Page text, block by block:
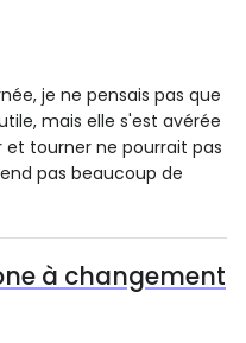
je ne pensais pas que
mais elle s'est avérée
et tourner ne pourrait pas
pas beaucoup de
à changement